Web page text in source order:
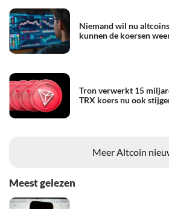
Niemand wil nu
kunnen de koersen
Tron verwerkt 15
TRX koers nu ook
Meer Altcoin
Meest gelezen